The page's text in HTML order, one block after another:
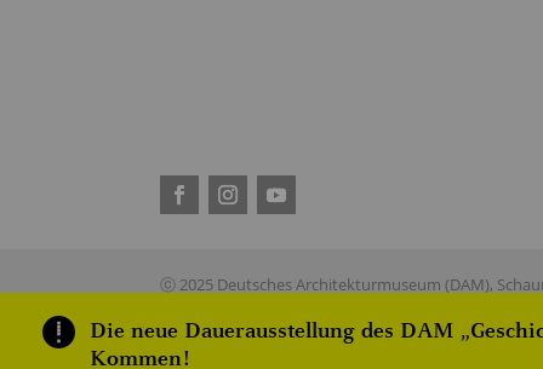
ⓒ 2025 Deutsches Architekturmuseum (DAM),
Die neue Dauerausstellung des DAM
Kommen!